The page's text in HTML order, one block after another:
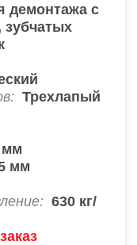
демонтажа с
Трехлапый
мм
мм
630 кг/